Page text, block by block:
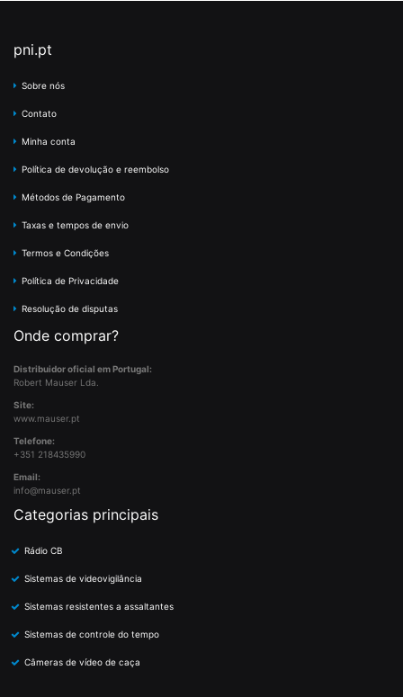
pni.pt
Sobre nós
Contato
Minha conta
Política de devolução e reembolso
Métodos de Pagamento
Taxas e tempos de envio
Termos e Condições
Política de Privacidade
Resolução de disputas
Onde comprar?
Distribuidor oficial em Portugal:
Robert Mauser Lda.
Site:
www.mauser.pt
Telefone:
+351 218435990
Email:
info@mauser.pt
Categorias principais
Rádio CB
Sistemas de videovigilância
Sistemas resistentes a assaltantes
Sistemas de controle do tempo
Câmeras de vídeo de caça